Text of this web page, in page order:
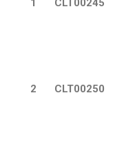
1 CLT00245
2 CLT00250